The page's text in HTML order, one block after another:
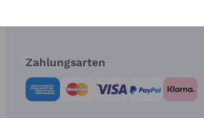
Zahlungsarten